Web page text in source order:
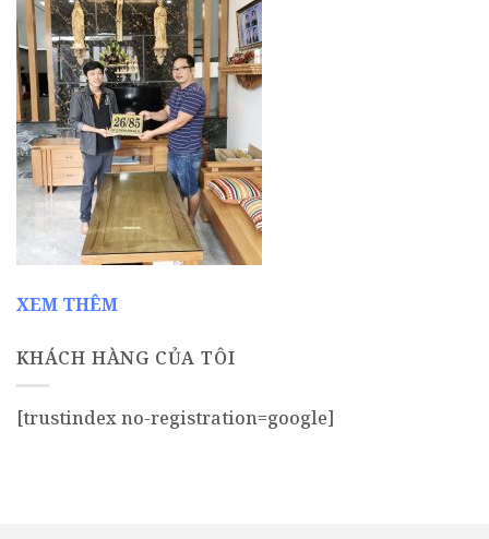
XEM THÊM
KHÁCH HÀNG CỦA TÔI
[trustindex no-registration=google]